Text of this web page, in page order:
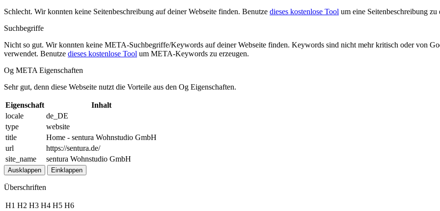
Schlecht. Wir konnten keine Seitenbeschreibung auf deiner Webseite finden. Benutze dieses kostenlose Tool um eine Seitenbeschreibung zu
Suchbegriffe
Nicht so gut. Wir konnten keine META-Suchbegriffe/Keywords auf deiner Webseite finden. Keywords sind nicht mehr kritisch oder von
verwendet. Benutze dieses kostenlose Tool um META-Keywords zu erzeugen.
Og META Eigenschaften
Sehr gut, denn diese Webseite nutzt die Vorteile aus den Og Eigenschaften.
Eigenschaft
Inhalt
locale
de_DE
type
website
title
Home - sentura Wohnstudio GmbH
url
https://sentura.de/
site_name
sentura Wohnstudio GmbH
Ausklappen Einklappen
Überschriften
H1 H2 H3 H4 H5 H6